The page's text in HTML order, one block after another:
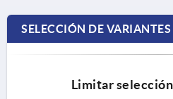
SELECCIÓN DE VARIANTES
Limitar